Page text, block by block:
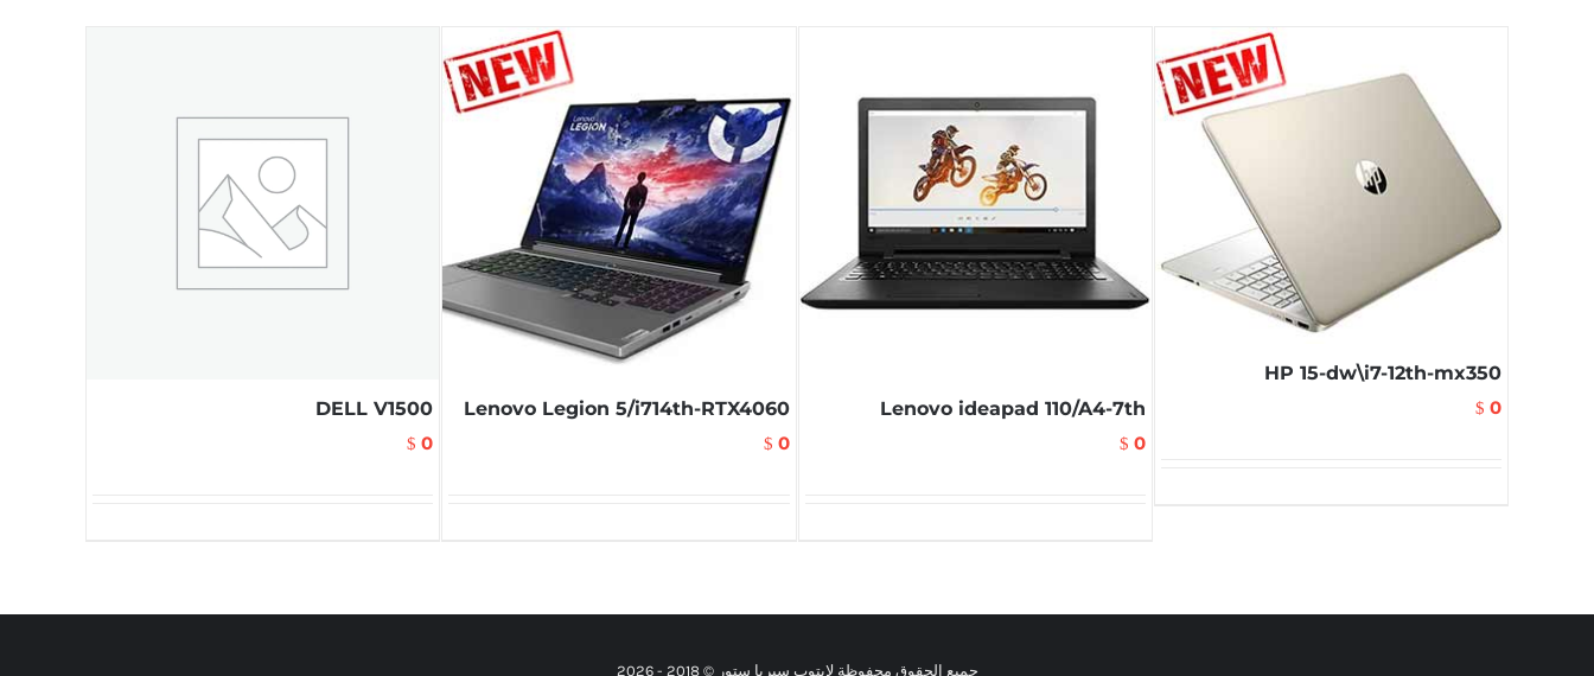
HP 15-dw\i7-12th-mx350
$ 0
Lenovo ideapad 110/A4-7th
$ 0
Lenovo Legion 5/i714th-RTX4060
$ 0
DELL V1500
$ 0
جميع الحقوق محفوظة لابتوب سيريا ستور © 2018 - 2026